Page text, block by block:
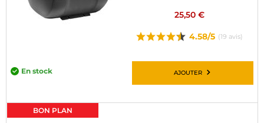
25,50 €
4.58/5 (19 avis)
En stock AJOUTER
BON PLAN